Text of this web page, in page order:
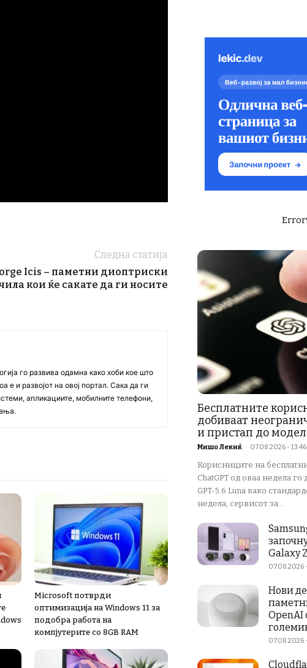
Следна статија
Icis – паметни диоптриски
кои ќе сакате да ги носите
го развива одамна како хоби кое што
е и развојот на овој портал. Сака да ги
апликациите, мобилните телефони,
Microsoft потврди
оптимизација на Windows 11 за
подобра работа на
компјутерите со 8GB RAM
Бесплатните
добиваат
и пристап до
Мишо Лекиќ - 07.08.2026 - 13:46
Корисниците на
ChatGPT од оваа недела
GPT-5.6 Luna како
недела, сервисот за...
Galaxy
07.08.2026 -
Нови
OpenAI
07.08.2026 -